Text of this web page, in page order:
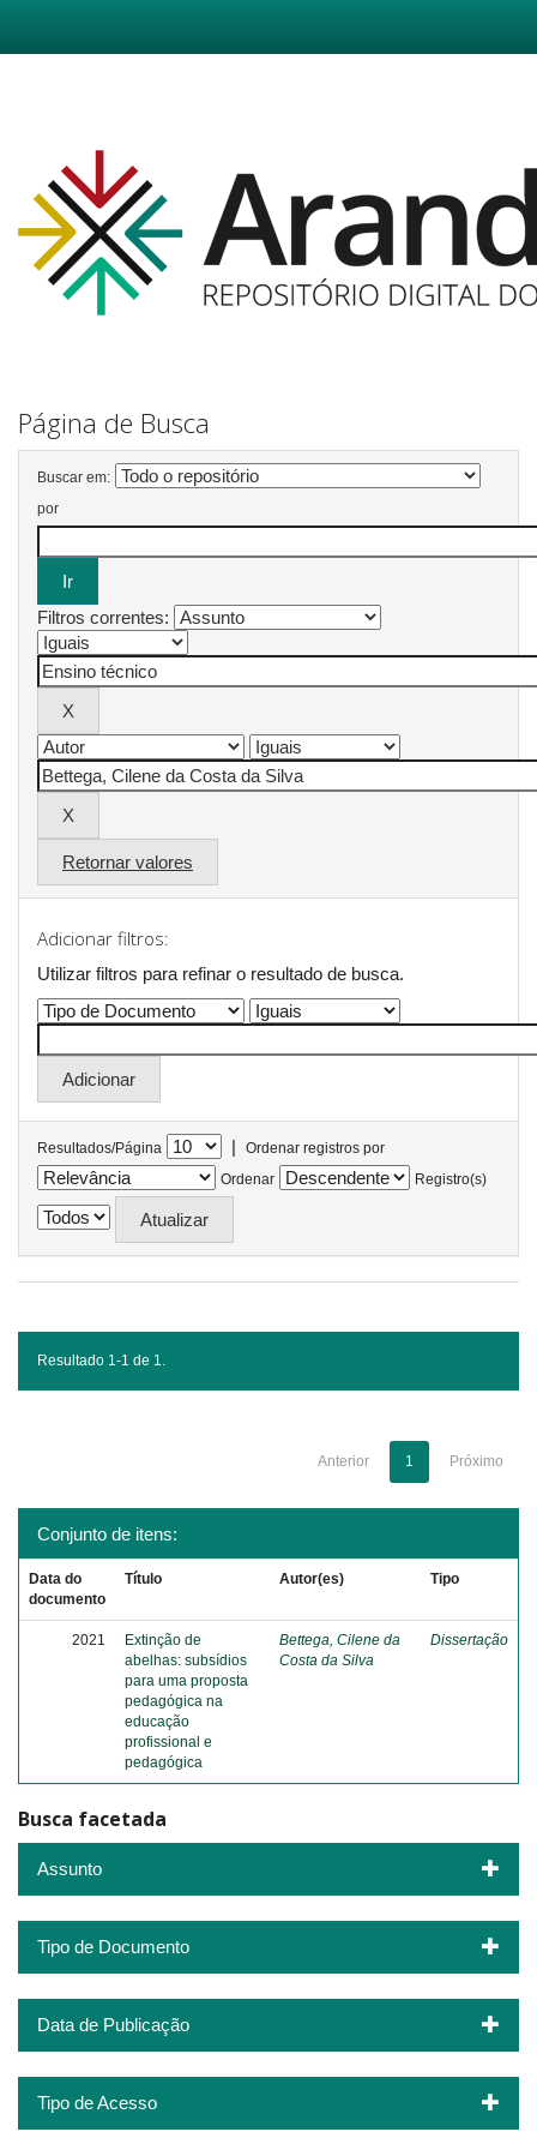
Página de Busca
Buscar em:
por
Filtros correntes:
Retornar valores
Adicionar filtros:
Utilizar filtros para refinar o resultado de busca.
Resultados/Página |
Ordenar registros por
Ordenar
Registro(s)
Resultado 1-1 de 1.
Anterior 1 Próximo
Conjunto de itens:
Data do
documento
Título Autor(es) Tipo
2021
Extinção de
abelhas: subsídios
para uma proposta
pedagógica na
educação
profissional e
pedagógica
Bettega, Cilene da
Costa da Silva
Dissertação
Busca facetada
Assunto
Tipo de Documento
Data de Publicação
Tipo de Acesso